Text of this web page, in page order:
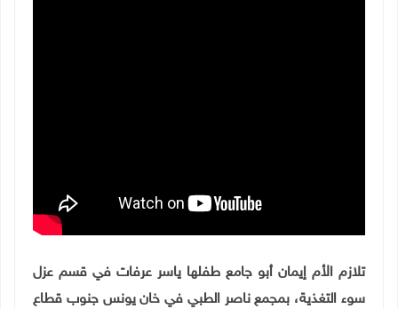
تلازم الأم إيمان أبو جامع طفلها ياسر عرفات في قسم عزل
سوء التغذية، بمجمع ناصر الطبي في خان يونس جنوب قطاع